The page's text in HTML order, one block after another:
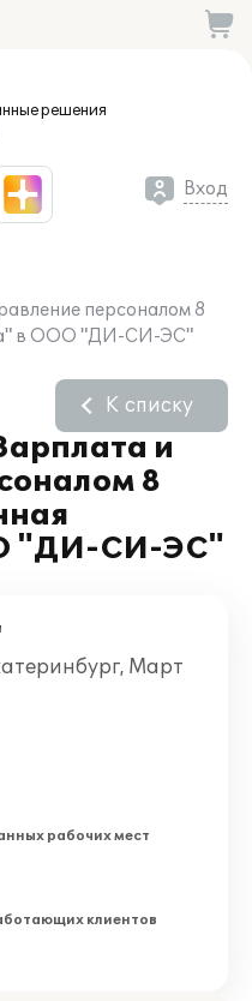
решения
Вход
персоналом 8
в ООО "ДИ-СИ-ЭС"
и
8
"ДИ-СИ-ЭС"
К списку
Март
рабочих мест
клиентов